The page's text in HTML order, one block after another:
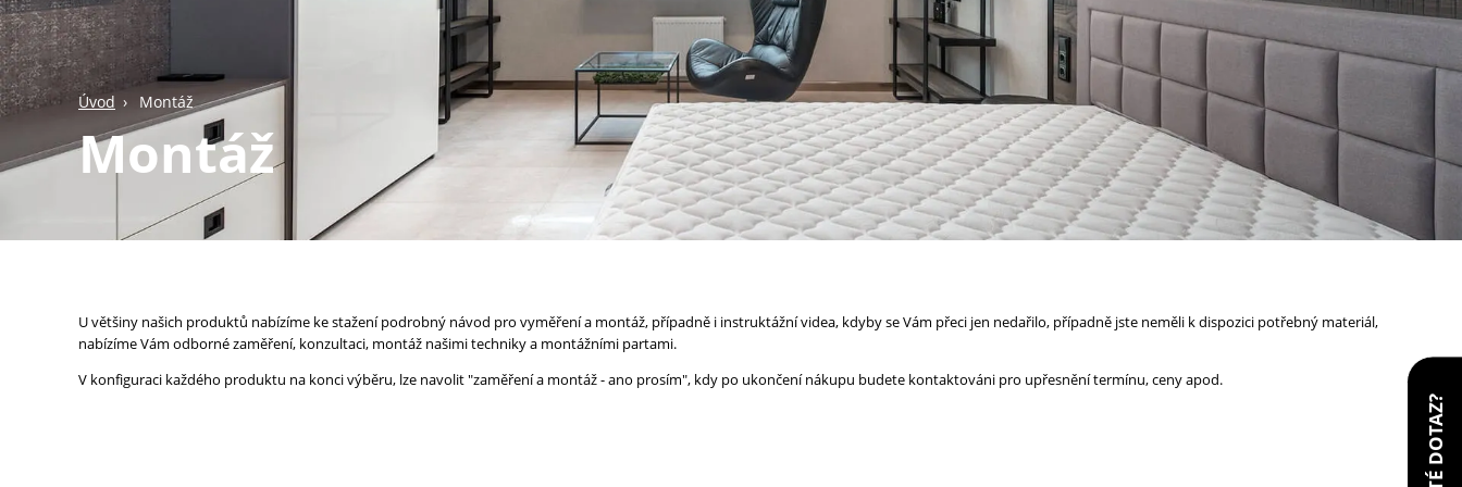
Úvod Montáž
Montáž
U většiny našich produktů nabízíme ke stažení podrobný návod pro vyměření a montáž, případně i instruktážní videa, kdyby se Vám přeci jen nedařilo, případně jste neměli k dispozici potřebný materiál,
nabízíme Vám odborné zaměření, konzultaci, montáž našimi techniky a montážními partami.
V konfiguraci každého produktu na konci výběru, lze navolit "zaměření a montáž - ano prosím", kdy po ukončení nákupu budete kontaktováni pro upřesnění termínu, ceny apod.
MATÉ DOTAZ?